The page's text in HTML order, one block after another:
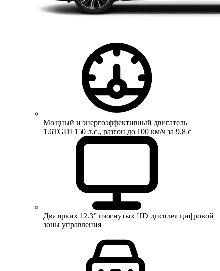
Мощный и энергоэффективный двигатель
1.6TGDI 150 л.с., разгон до 100 км/ч за 9,8 с
Два ярких 12.3” изогнутых HD-дисплея цифровой
зоны управления